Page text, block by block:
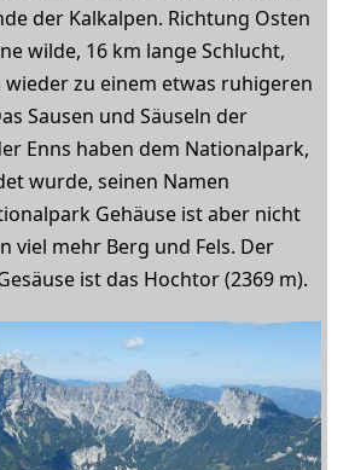
der Kalkalpen. Richtung Osten
wilde, 16 km lange Schlucht,
wieder zu einem etwas ruhigeren
Sausen und Säuseln der
Enns haben dem Nationalpark,
wurde, seinen Namen
Gehäuse ist aber nicht
viel mehr Berg und Fels. Der
ist das Hochtor (2369 m).